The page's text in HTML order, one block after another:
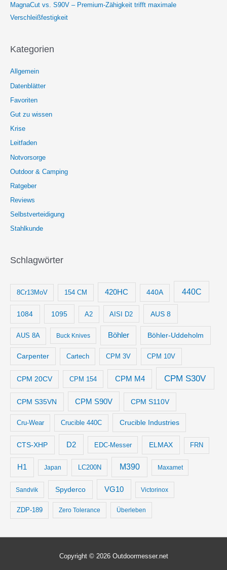
MagnaCut vs. S90V – Premium-Zähigkeit trifft maximale
Verschleißfestigkeit
Kategorien
Allgemein
Datenblätter
Favoriten
Gut zu wissen
Krise
Leitfaden
Notvorsorge
Outdoor & Camping
Ratgeber
Reviews
Selbstverteidigung
Stahlkunde
Schlagwörter
8Cr13MoV 154 CM 420HC 440A 440C
1084 1095 A2 AISI D2 AUS 8
AUS 8A Buck Knives Böhler Böhler-Uddeholm
Carpenter Cartech CPM 3V CPM 10V
CPM 20CV CPM 154 CPM M4 CPM S30V
CPM S35VN CPM S90V CPM S110V
Cru-Wear Crucible 440C Crucible Industries
CTS-XHP D2 EDC-Messer ELMAX FRN
H1 Japan LC200N M390 Maxamet
Sandvik Spyderco VG10 Victorinox
ZDP-189 Zero Tolerance Überleben
Copyright © 2026 Outdoormesser.net